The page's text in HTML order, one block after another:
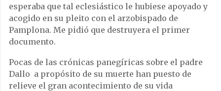
esperaba que tal eclesiástico le hubiese apoyado y
acogido en su pleito con el arzobispado de
Pamplona. Me pidió que destruyera el primer
documento.
Pocas de las crónicas panegíricas sobre el padre
Dallo a propósito de su muerte han puesto de
relieve el gran acontecimiento de su vida